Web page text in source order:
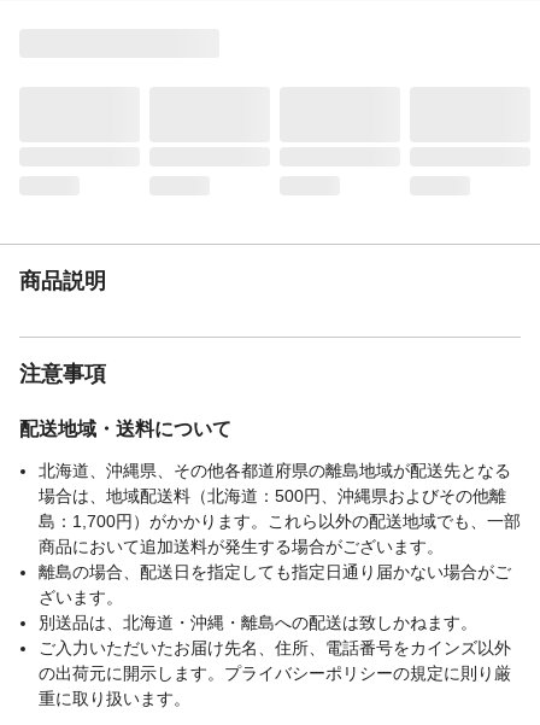
商品説明
注意事項
配送地域・送料について
北海道、沖縄県、その他各都道府県の離島地域が配送先となる
場合は、地域配送料（北海道：500円、沖縄県およびその他離
島：1,700円）がかかります。これら以外の配送地域でも、一部
商品において追加送料が発生する場合がございます。
離島の場合、配送日を指定しても指定日通り届かない場合がご
ざいます。
別送品は、北海道・沖縄・離島への配送は致しかねます。
ご入力いただいたお届け先名、住所、電話番号をカインズ以外
の出荷元に開示します。プライバシーポリシーの規定に則り厳
重に取り扱います。